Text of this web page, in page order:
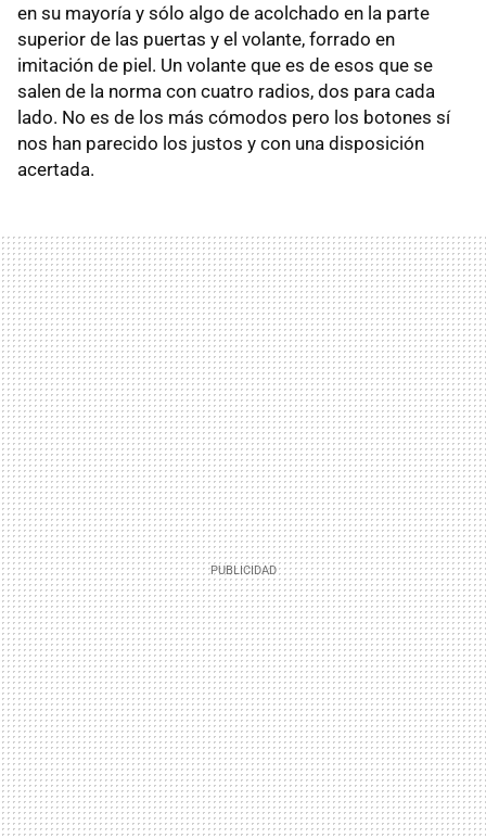
en su mayoría y sólo algo de acolchado en la parte
superior de las puertas y el volante, forrado en
imitación de piel. Un volante que es de esos que se
salen de la norma con cuatro radios, dos para cada
lado. No es de los más cómodos pero los botones sí
nos han parecido los justos y con una disposición
acertada.